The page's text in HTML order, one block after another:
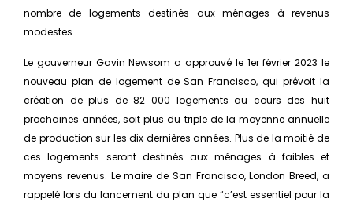
nombre de logements destinés aux ménages à revenus
modestes.
Le gouverneur Gavin Newsom a approuvé le 1er février 2023 le
nouveau plan de logement de San Francisco, qui prévoit la
création de plus de 82 000 logements au cours des huit
prochaines années, soit plus du triple de la moyenne annuelle
de production sur les dix dernières années. Plus de la moitié de
ces logements seront destinés aux ménages à faibles et
moyens revenus. Le maire de San Francisco, London Breed, a
rappelé lors du lancement du plan que “c’est essentiel pour la